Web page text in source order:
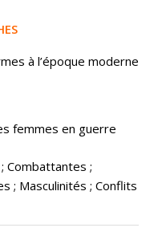
à l’époque moderne
femmes en guerre
Combattantes ;
; Masculinités ; Conflits